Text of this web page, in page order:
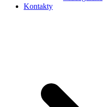
Kontakty